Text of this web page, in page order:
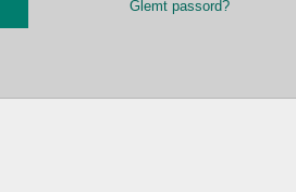
Glemt passord?